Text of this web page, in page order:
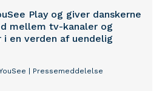
Play og giver danskerne
mellem tv-kanaler og
en verden af uendelig
Pressemeddelelse